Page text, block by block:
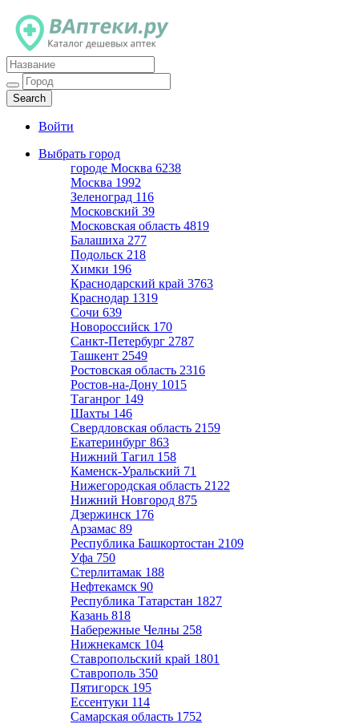
Каталог дешевых аптек
Войти
Выбрать город
городе Москва 6238
Москва 1992
Зеленоград 116
Московский 39
Московская область 4819
Балашиха 277
Подольск 218
Химки 196
Краснодарский край 3763
Краснодар 1319
Сочи 639
Новороссийск 170
Санкт-Петербург 2787
Ташкент 2549
Ростовская область 2316
Ростов-на-Дону 1015
Таганрог 149
Шахты 146
Свердловская область 2159
Екатеринбург 863
Нижний Тагил 158
Каменск-Уральский 71
Нижегородская область 2122
Нижний Новгород 875
Дзержинск 176
Арзамас 89
Республика Башкортостан 2109
Уфа 750
Стерлитамак 188
Нефтекамск 90
Республика Татарстан 1827
Казань 818
Набережные Челны 258
Нижнекамск 104
Ставропольский край 1801
Ставрополь 350
Пятигорск 195
Ессентуки 114
Самарская область 1752